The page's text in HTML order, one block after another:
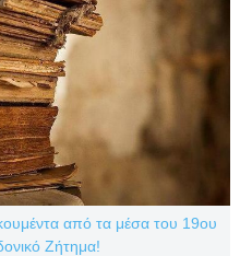
από τα μέσα του 19ου
Ζήτημα!